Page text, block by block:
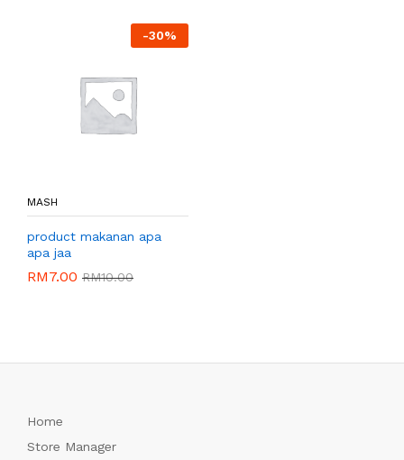
-30%
MASH
product makanan apa
apa jaa
RM7.00 RM10.00
Home
Store Manager